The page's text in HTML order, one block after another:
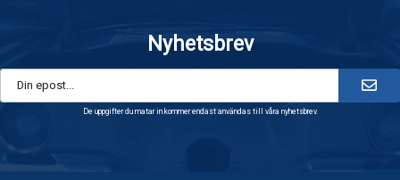
Nyhetsbrev
De uppgifter du matar in kommer endast användas till våra nyhetsbrev.